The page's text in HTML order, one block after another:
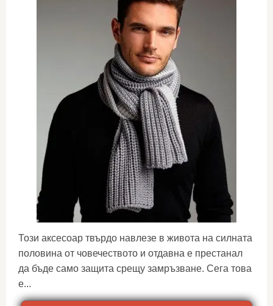
Този аксесоар твърдо навлезе в живота на силната
половина от човечеството и отдавна е престанал
да бъде само защита срещу замръзване. Сега това
е...